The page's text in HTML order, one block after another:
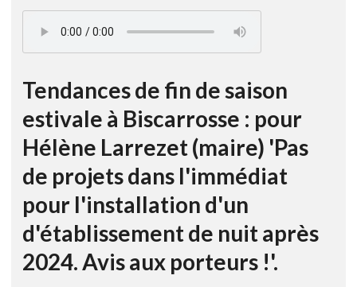
Tendances de fin de saison
estivale à Biscarrosse : pour
Hélène Larrezet (maire) 'Pas
de projets dans l'immédiat
pour l'installation d'un
d'établissement de nuit après
2024. Avis aux porteurs !'.